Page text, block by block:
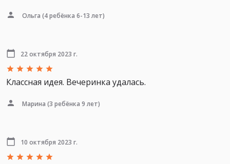
Ольга (4 ребёнка 6-13 лет)
22 октября 2023 г.
Классная идея. Вечеринка удалась.
Марина (3 ребёнка 9 лет)
10 октября 2023 г.